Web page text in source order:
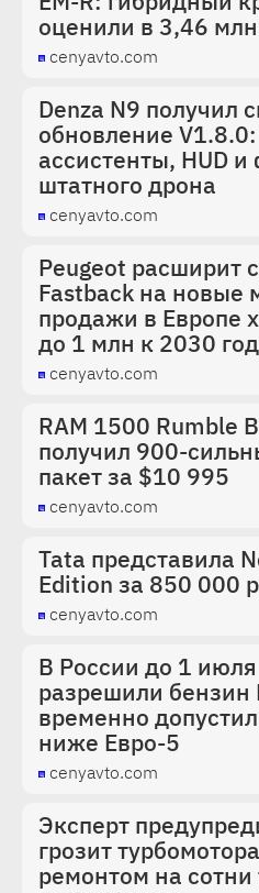
оценили в 3,46
cenyavto.com
Denza N9 получил
обновление
ассистенты, HUD
штатного дрона
cenyavto.com
Peugeot расширит
Fastback на новые
продажи в Европе
до 1 млн к 2030
cenyavto.com
RAM 1500 Rumble
получил 900-
пакет за $10 995
cenyavto.com
Tata представила
Edition за 850 000
cenyavto.com
В России до 1
разрешили
временно
ниже Евро-5
cenyavto.com
Эксперт
грозит
ремонтом на сотни